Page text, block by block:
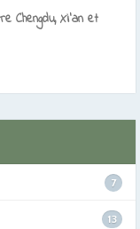
Chengdu, Xi’an et
7
13